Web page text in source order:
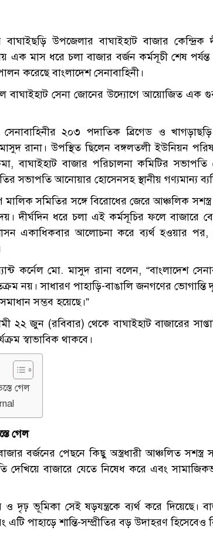
বাঘাইছড়ি উপজেলার বাঘাইহাট বাজার
এক মাস ধরে চলা বাজার বর্জন কর্মসূচী শেষ
করেছে বাংলাদেশ সেনাবাহিনী।
সেনা জোনের উদ্যোগে আয়োজিত এক
২০৩ পদাতিক ব্রিগেড ও
রানা। উপস্থিত ছিলেন বঙ্গলতলী ইউনিয়ন
বাঘাইহাট বাজার পরিচালনা কমিটির
সভাপতি আনোয়ার হোসেনসহ স্থানীয় গণ্যমান্য
সমিতির সঙ্গে বিরোধের জেরে আঞ্চলিক সশস্ত্র
দীর্ঘদিন ধরে চলা এই কর্মসূচির ফলে বাজারে
একাধিকবার আলোচনা করে ব্যর্থ হওয়ার
কর্নেল মো. মাসুদ রানা বলেন, “বাংলাদেশ
নয়। সাধারণ পাহাড়ি-বাঙালি জনগণের
সম্ভব হয়েছে।”
২২ জুন (রবিবার) থেকে বাঘাইহাট বাজারের
স্বাভাবিক থাকবে।
গেল
গেল
বর্জনের পেছনে কিছু অস্ত্রধারী আঞ্চলিত সশস্ত্র
দেখিয়ে বাজারে যেতে নিষেধ করে এবং
ও দৃঢ় ভূমিকা সেই ষড়যন্ত্রকে ব্যর্থ করে দিয়েছে।
পাহাড়ে শান্তি-সম্প্রীতির বড় উদাহরণ হিসেবেও